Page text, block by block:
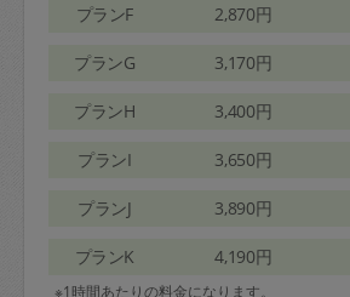
プランF 2,870円
プランG 3,170円
プランH 3,400円
プランI 3,650円
プランJ 3,890円
プランK 4,190円
※1時間あたりの料金になります。